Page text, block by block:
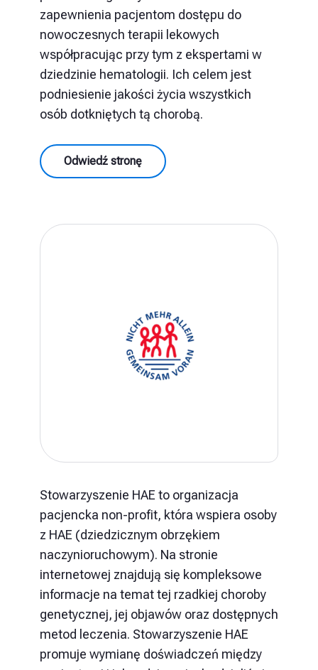
zapewnienia pacjentom dostępu do
nowoczesnych terapii lekowych
współpracując przy tym z ekspertami w
dziedzinie hematologii. Ich celem jest
podniesienie jakości życia wszystkich
osób dotkniętych tą chorobą.
Odwiedź stronę
Stowarzyszenie HAE to organizacja
pacjencka non-profit, która wspiera osoby
z HAE (dziedzicznym obrzękiem
naczynioruchowym). Na stronie
internetowej znajdują się kompleksowe
informacje na temat tej rzadkiej choroby
genetycznej, jej objawów oraz dostępnych
metod leczenia. Stowarzyszenie HAE
promuje wymianę doświadczeń między